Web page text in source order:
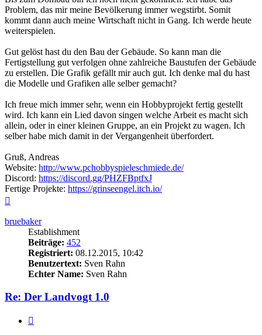
Problem, das mir meine Bevölkerung immer wegstirbt. Somit
kommt dann auch meine Wirtschaft nicht in Gang. Ich werde heute
weiterspielen.
Gut gelöst hast du den Bau der Gebäude. So kann man die
Fertigstellung gut verfolgen ohne zahlreiche Baustufen der Gebäude
zu erstellen. Die Grafik gefällt mir auch gut. Ich denke mal du hast
die Modelle und Grafiken alle selber gemacht?
Ich freue mich immer sehr, wenn ein Hobbyprojekt fertig gestellt
wird. Ich kann ein Lied davon singen welche Arbeit es macht sich
allein, oder in einer kleinen Gruppe, an ein Projekt zu wagen. Ich
selber habe mich damit in der Vergangenheit überfordert.
Gruß, Andreas
Website: http://www.pchobbyspieleschmiede.de/
Discord: https://discord.gg/PHZFBptfxJ
Fertige Projekte: https://grinseengel.itch.io/
bruebaker
Establishment
Beiträge: 452
Registriert: 08.12.2015, 10:42
Benutzertext: Sven Rahn
Echter Name: Sven Rahn
Re: Der Landvogt 1.0